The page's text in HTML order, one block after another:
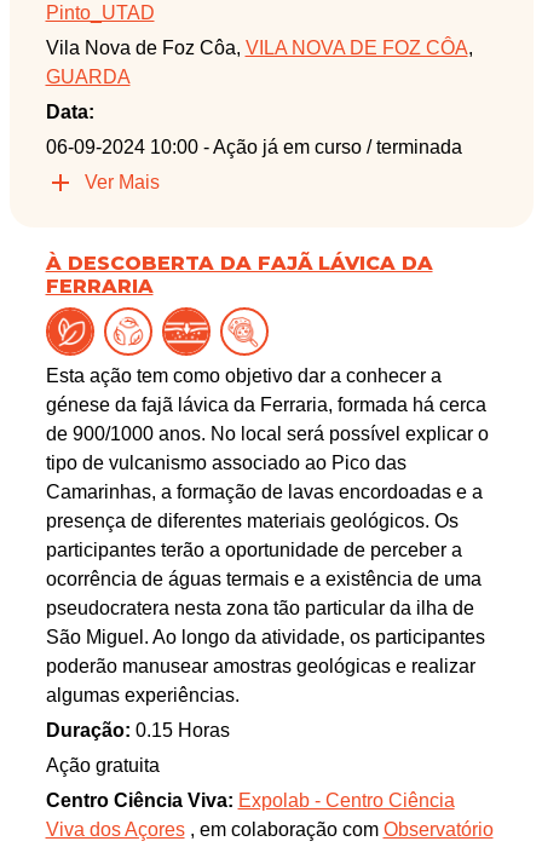
Pinto_UTAD
Vila Nova de Foz Côa, VILA NOVA DE FOZ CÔA,
GUARDA
Data:
06-09-2024 10:00 - Ação já em curso / terminada
Ver Mais
À DESCOBERTA DA FAJÃ LÁVICA DA
FERRARIA
Esta ação tem como objetivo dar a conhecer a
génese da fajã lávica da Ferraria, formada há cerca
de 900/1000 anos. No local será possível explicar o
tipo de vulcanismo associado ao Pico das
Camarinhas, a formação de lavas encordoadas e a
presença de diferentes materiais geológicos. Os
participantes terão a oportunidade de perceber a
ocorrência de águas termais e a existência de uma
pseudocratera nesta zona tão particular da ilha de
São Miguel. Ao longo da atividade, os participantes
poderão manusear amostras geológicas e realizar
algumas experiências.
Duração: 0.15 Horas
Ação gratuita
Centro Ciência Viva: Expolab - Centro Ciência
Viva dos Açores, em colaboração com Observatório